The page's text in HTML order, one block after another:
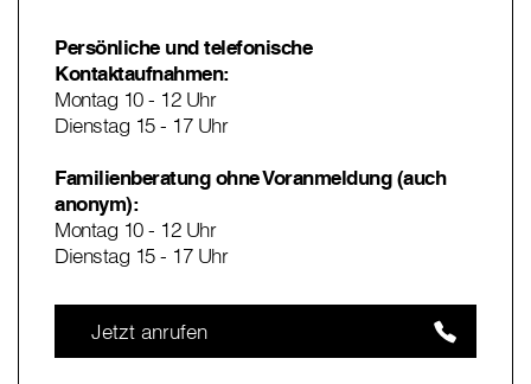
Persönliche und telefonische
Kontaktaufnahmen:
Montag 10 - 12 Uhr
Dienstag 15 - 17 Uhr
Familienberatung ohne Voranmeldung (auch
anonym):
Montag 10 - 12 Uhr
Dienstag 15 - 17 Uhr
Jetzt anrufen